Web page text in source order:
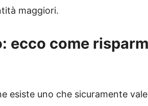
maggiori.
ecco come
esiste uno che sicuramente